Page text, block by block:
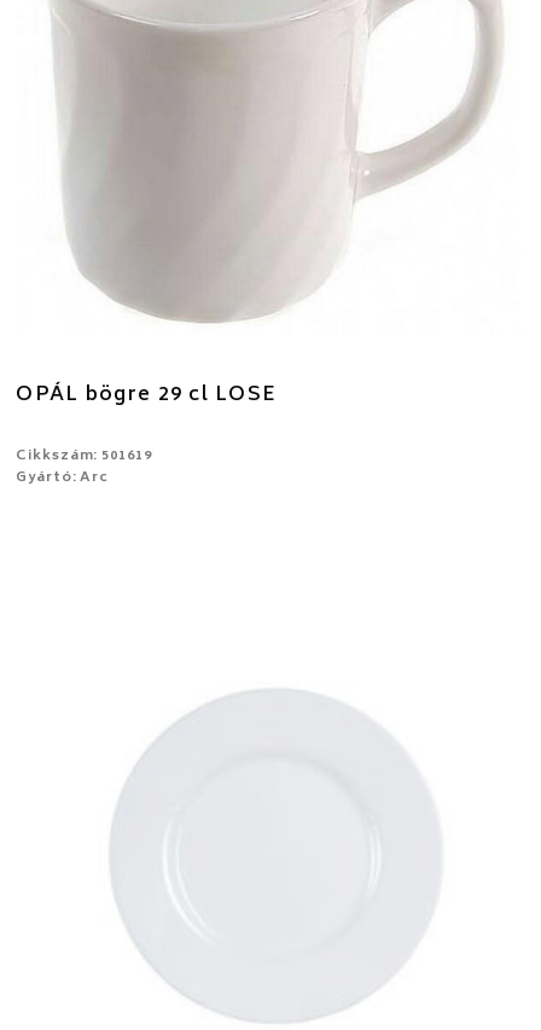
OPÁL bögre 29 cl LOSE
Cikkszám: 501619
Gyártó: Arc